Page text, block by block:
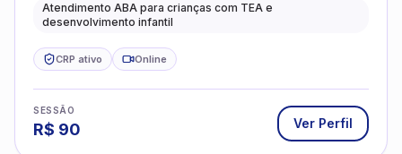
Atendimento ABA para crianças com TEA e
desenvolvimento infantil
CRP ativo Online
SESSÃO
R$ 90 Ver Perfil